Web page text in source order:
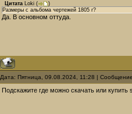
Цитата Loki (
)
Размеры с альбома чертежей 1805 г?
Да. В основном оттуда.
Дата: Пятница, 09.08.2024, 11:28 |
Подскажите где можно скачать или